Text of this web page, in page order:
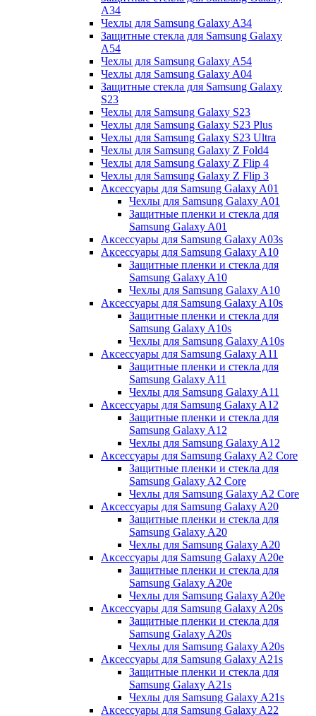
A34
Чехлы для Samsung Galaxy A34
Защитные стекла для Samsung Galaxy
A54
Чехлы для Samsung Galaxy A54
Чехлы для Samsung Galaxy A04
Защитные стекла для Samsung Galaxy
S23
Чехлы для Samsung Galaxy S23
Чехлы для Samsung Galaxy S23 Plus
Чехлы для Samsung Galaxy S23 Ultra
Чехлы для Samsung Galaxy Z Fold4
Чехлы для Samsung Galaxy Z Flip 4
Чехлы для Samsung Galaxy Z Flip 3
Аксессуары для Samsung Galaxy A01
Чехлы для Samsung Galaxy A01
Защитные пленки и стекла для
Samsung Galaxy A01
Аксессуары для Samsung Galaxy A03s
Аксессуары для Samsung Galaxy A10
Защитные пленки и стекла для
Samsung Galaxy A10
Чехлы для Samsung Galaxy A10
Аксессуары для Samsung Galaxy A10s
Защитные пленки и стекла для
Samsung Galaxy A10s
Чехлы для Samsung Galaxy A10s
Аксессуары для Samsung Galaxy A11
Защитные пленки и стекла для
Samsung Galaxy A11
Чехлы для Samsung Galaxy A11
Аксессуары для Samsung Galaxy A12
Защитные пленки и стекла для
Samsung Galaxy A12
Чехлы для Samsung Galaxy A12
Аксессуары для Samsung Galaxy A2 Core
Защитные пленки и стекла для
Samsung Galaxy A2 Core
Чехлы для Samsung Galaxy A2 Core
Аксессуары для Samsung Galaxy A20
Защитные пленки и стекла для
Samsung Galaxy A20
Чехлы для Samsung Galaxy A20
Аксессуары для Samsung Galaxy A20e
Защитные пленки и стекла для
Samsung Galaxy A20e
Чехлы для Samsung Galaxy A20e
Аксессуары для Samsung Galaxy A20s
Защитные пленки и стекла для
Samsung Galaxy A20s
Чехлы для Samsung Galaxy A20s
Аксессуары для Samsung Galaxy A21s
Защитные пленки и стекла для
Samsung Galaxy A21s
Чехлы для Samsung Galaxy A21s
Аксессуары для Samsung Galaxy A22